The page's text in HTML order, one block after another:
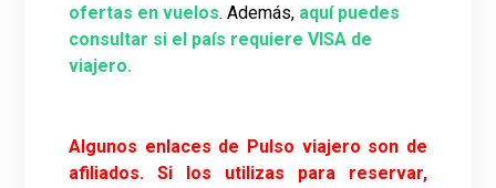
ofertas en vuelos. Además, aquí puedes
consultar si el país requiere VISA de
viajero.
Algunos enlaces de Pulso viajero son de
afiliados. Si los utilizas para reservar,